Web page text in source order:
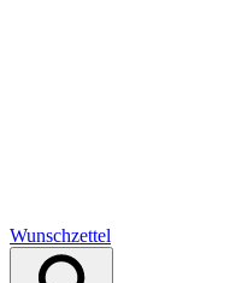
Wunschzettel